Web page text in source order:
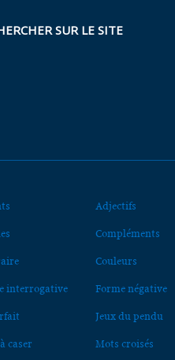
SUR LE SITE
Adjectifs
Compléments
Couleurs
interrogative Forme négative
Jeux du pendu
caser Mots croisés